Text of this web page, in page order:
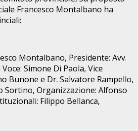
Francesco Montalbano ha
Montalbano, Presidente: Avv.
Simone Di Paola, Vice
Bunone e Dr. Salvatore Rampello,
Sortino, Organizzazione: Alfonso
Filippo Bellanca,